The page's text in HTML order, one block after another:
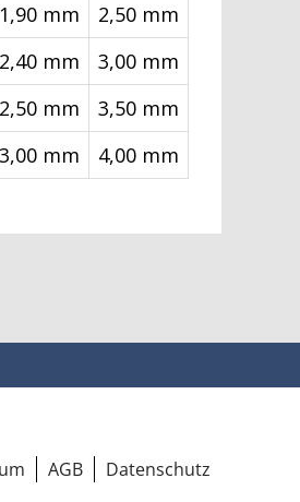
1,90 mm
2,50 mm
2,40 mm
3,00 mm
2,50 mm
3,50 mm
3,00 mm 4,00 mm
AGB Datenschutz